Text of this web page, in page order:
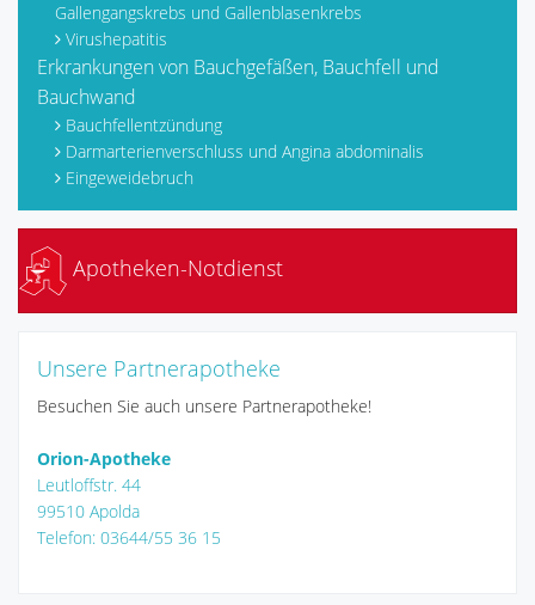
Gallengangskrebs und Gallenblasenkrebs
Virushepatitis
Erkrankungen von Bauchgefäßen, Bauchfell und
Bauchwand
Bauchfellentzündung
Darmarterienverschluss und Angina abdominalis
Eingeweidebruch
Apotheken-Notdienst
Unsere Partnerapotheke
Besuchen Sie auch unsere Partnerapotheke!
Orion-Apotheke
Leutloffstr. 44
99510 Apolda
Telefon: 03644/55 36 15